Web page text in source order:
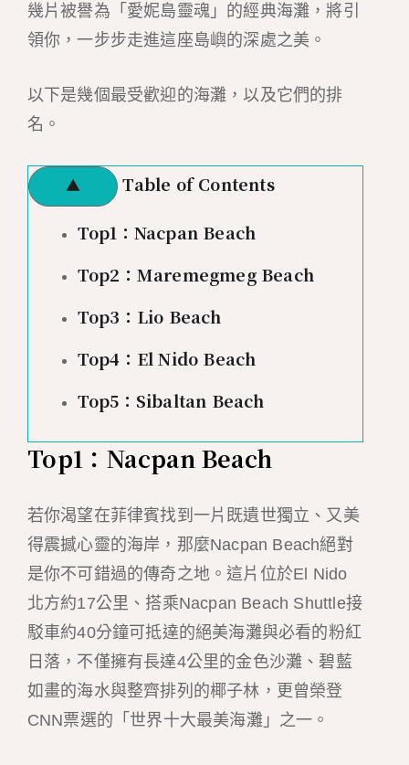
幾片被譽為「愛妮島靈魂」的經典海灘，將引
領你，一步步走進這座島嶼的深處之美。
以下是幾個最受歡迎的海灘，以及它們的排
名。
▲ Table of Contents
Top1：Nacpan Beach
Top2：Maremegmeg Beach
Top3：Lio Beach
Top4：El Nido Beach
Top5：Sibaltan Beach
Top1：Nacpan Beach
若你渴望在菲律賓找到一片既遺世獨立、又美
得震撼心靈的海岸，那麼Nacpan Beach絕對
是你不可錯過的傳奇之地。這片位於El Nido
北方約17公里、搭乘Nacpan Beach Shuttle接
駁車約40分鐘可抵達的絕美海灘與必看的粉紅
日落，不僅擁有長達4公里的金色沙灘、碧藍
如畫的海水與整齊排列的椰子林，更曾榮登
CNN票選的「世界十大最美海灘」之一。